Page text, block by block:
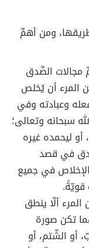
ومن أهمِّ
الصِّدق
المرء أن يُخلص
وعبادته وفي
سبحانه وتعالى؛
أو ليحمده غيره
في قصد
في جميع
قويّةً.
ألّا ينطق
تكن صورة
أو الشّتم، أو